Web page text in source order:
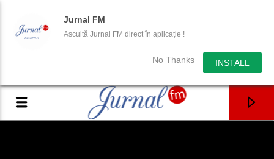
Jurnal FM
Ascultă Jurnal FM direct în aplicație !
No Thanks INSTALL